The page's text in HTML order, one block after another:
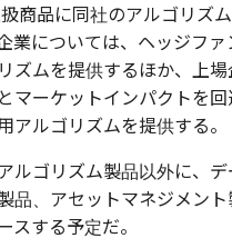
商品に同社のアルゴリズム
業については、ヘッジファ
ズムを提供するほか、上場
マーケットインパクトを回
アルゴリズムを提供する。
ルゴリズム製品以外に、デ
品、アセットマネジメント
する予定だ。